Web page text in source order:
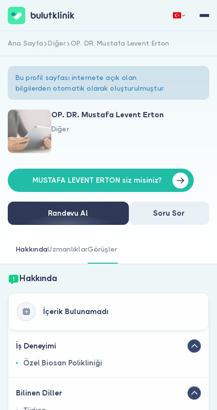
Hakkımızda
Doktorlar için
Doktor musunuz?
Hemen Kaydol Giriş Yap
Ana Sayfa Diğer OP. DR. Mustafa Levent Erton
Bu profil sayfası internete açık olan
bilgilerden otomatik olarak oluşturulmuştur.
OP. DR. Mustafa Levent Erton
Diğer
MUSTAFA LEVENT ERTON siz misiniz?
Randevu Al Soru Sor
HakkındaUzmanlıklarGörüşler
Hakkında
İçerik Bulunamadı
İş Deneyimi
Özel Biosan Polikliniği
Bilinen Diller